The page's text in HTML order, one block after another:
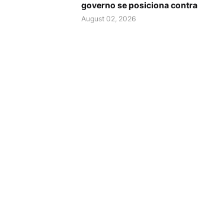
governo se posiciona contra
August 02, 2026